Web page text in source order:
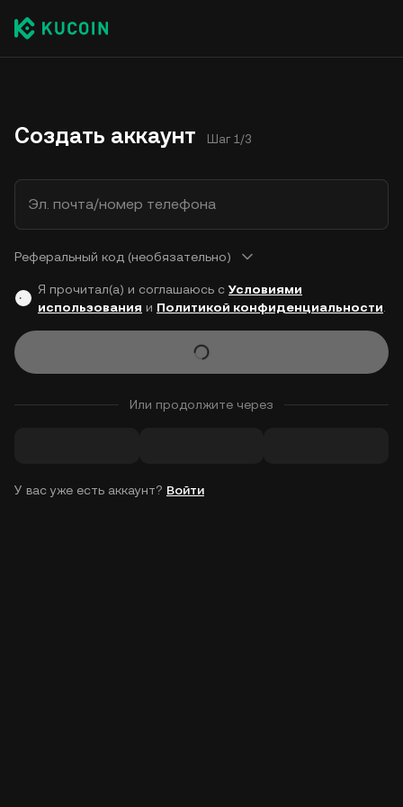
Создать аккаунт Шаг 1/3
Эл. почта/номер телефона
Реферальный код (необязательно)
Я прочитал(а) и соглашаюсь с Условиями
использования и Политикой конфиденциальности
Или продолжите через
У вас уже есть аккаунт? Войти